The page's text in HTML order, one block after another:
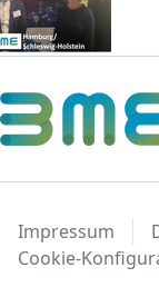
Impressum
Cookie-